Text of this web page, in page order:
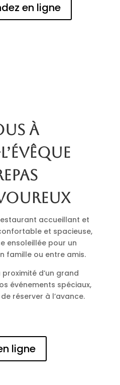
en ligne
à
accueillant et
et spacieuse,
ensoleillée pour un
famille ou entre amis.
d’un grand
événements spéciaux,
réserver à l’avance.
ligne